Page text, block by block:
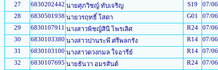
27
6830202442 นายศุภวิชญ์ ทับเจริญ S19
07/
28
6830501938 นายวรฤทธิ์ โสดา G01
07/
29
6830107911 นางสาวพิชญ์สินี ไพรเลิศ R24 07/
30
6830103380 นางสาวปานระพี ศรีพลกรัง R14 07/
31
6830103100 นางสาวดวงกมล ใจอารีย์ R14 07/
32
6830107695 นายธันวา อมรสันต์ R24 07/